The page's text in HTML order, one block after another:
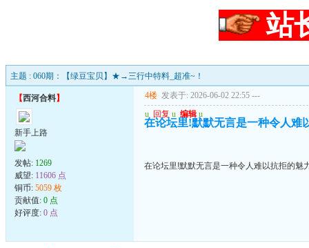
站
主题 : 060期：【绿豆宝贝】★→三行中特料_超准~！
【西河合料】
新手上路
发帖: 1269
威望: 11606 点
铜币: 5059 枚
贡献值: 0 点
好评度: 0 点
4楼 发表于: 2026-06-02 22:55 ---
u 回复 u 编辑 u
在论坛里!默默无言是一种令人难
在论坛里!默默无言是一种令人难以抗拒的魅